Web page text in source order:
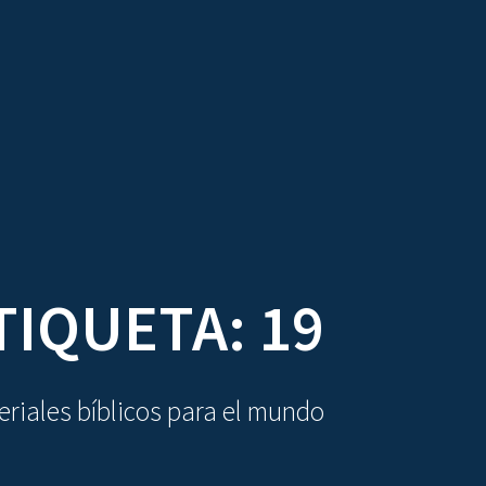
19
bíblicos para el mundo